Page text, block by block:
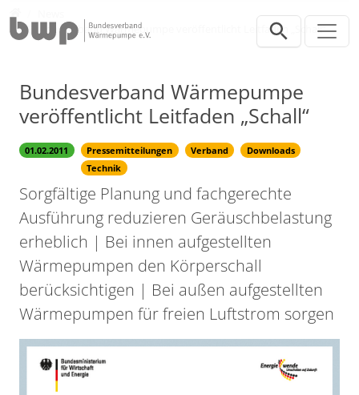
Bundesverband Wärmepumpe veröffentlicht Leitfaden „Schall“
Bundesverband Wärmepumpe
veröffentlicht Leitfaden „Schall“
01.02.2011 Pressemitteilungen Verband
Downloads
Technik
Sorgfältige Planung und fachgerechte
Ausführung reduzieren Geräuschbelastung
erheblich | Bei innen aufgestellten
Wärmepumpen den Körperschall
berücksichtigen | Bei außen aufgestellten
Wärmepumpen für freien Luftstrom sorgen